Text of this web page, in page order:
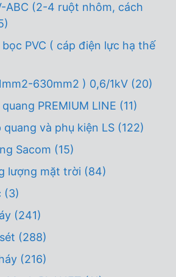
ABC (2-4 ruột nhôm, cách
PVC ( cáp điện lực hạ thế
630mm2 ) 0,6/1kV (20)
PREMIUM LINE (11)
quang và phụ kiện LS (122)
Sacom (15)
lượng mặt trời (84)
(3)
(241)
(288)
(216)